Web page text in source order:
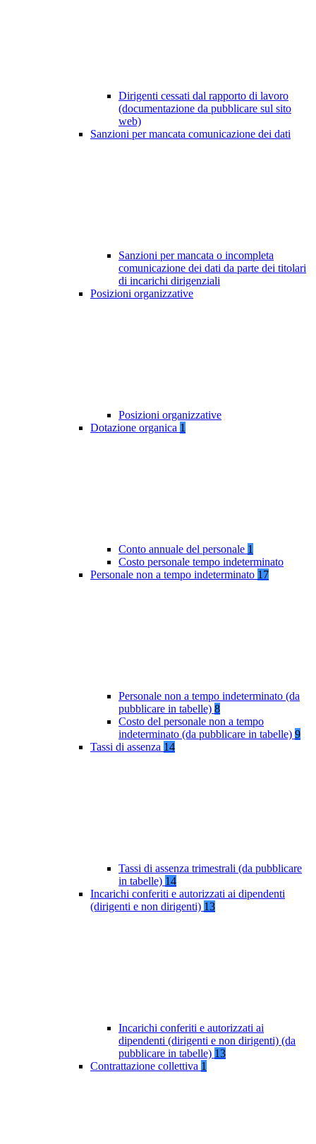
Dirigenti cessati dal rapporto di lavoro
(documentazione da pubblicare sul sito
web)
Sanzioni per mancata comunicazione dei dati
Sanzioni per mancata o incompleta
comunicazione dei dati da parte dei titolari
di incarichi dirigenziali
Posizioni organizzative
Posizioni organizzative
Dotazione organica 1
Conto annuale del personale 1
Costo personale tempo indeterminato
Personale non a tempo indeterminato 17
Personale non a tempo indeterminato (da
pubblicare in tabelle) 8
Costo del personale non a tempo
indeterminato (da pubblicare in tabelle) 9
Tassi di assenza 14
Tassi di assenza trimestrali (da pubblicare
in tabelle) 14
Incarichi conferiti e autorizzati ai dipendenti
(dirigenti e non dirigenti) 13
Incarichi conferiti e autorizzati ai
dipendenti (dirigenti e non dirigenti) (da
pubblicare in tabelle) 13
Contrattazione collettiva 1